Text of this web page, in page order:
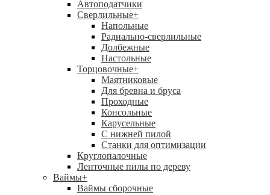
Автоподатчики
Сверлильные+
Напольные
Радиально-сверлильные
Долбежные
Настольные
Торцовочные+
Маятниковые
Для бревна и бруса
Проходные
Консольные
Карусельные
С нижней пилой
Станки для оптимизации
Круглопалочные
Ленточные пилы по дереву
Ваймы+
Ваймы сборочные